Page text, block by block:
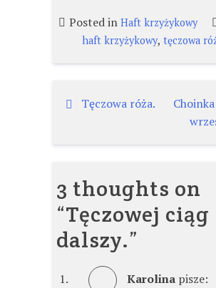
Posted in Haft krzyżykowy
haft krzyżykowy, tęczowa
Nawigacja
Tęczowa róża.
3 thoughts on
“Tęczowej ciąg
dalszy.”
Karolina pisze: